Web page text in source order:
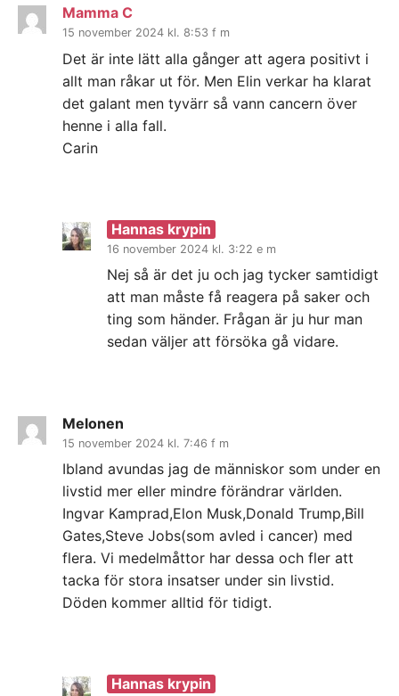
Mamma C
15 november 2024 kl. 8:53 f m
Det är inte lätt alla gånger att agera positivt i
allt man råkar ut för. Men Elin verkar ha klarat
det galant men tyvärr så vann cancern över
henne i alla fall.
Carin
Hannas krypin
16 november 2024 kl. 3:22 e m
Nej så är det ju och jag tycker samtidigt
att man måste få reagera på saker och
ting som händer. Frågan är ju hur man
sedan väljer att försöka gå vidare.
Melonen
15 november 2024 kl. 7:46 f m
Ibland avundas jag de människor som under en
livstid mer eller mindre förändrar världen.
Ingvar Kamprad,Elon Musk,Donald Trump,Bill
Gates,Steve Jobs(som avled i cancer) med
flera. Vi medelmåttor har dessa och fler att
tacka för stora insatser under sin livstid.
Döden kommer alltid för tidigt.
Hannas krypin